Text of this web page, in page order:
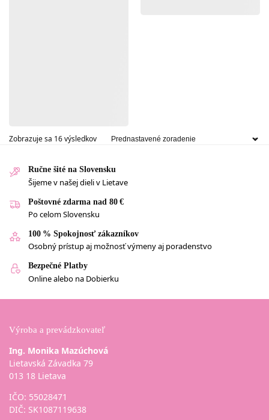
Zobrazuje sa 16 výsledkov
Ručne šité na Slovensku
Šijeme v našej dieli v Lietave
Poštovné zdarma nad 80 €
Po celom Slovensku
100 % Spokojnosť zákazníkov
Osobný prístup aj možnosť výmeny aj poradenstvo
Bezpečné Platby
Online alebo na Dobierku
Výroba a prevádzkovateľ
Ing. Monika Mazúchová
Lietavská Závadka 79
013 18 Lietava
IČO: 55028471
DIČ: SK1087119638